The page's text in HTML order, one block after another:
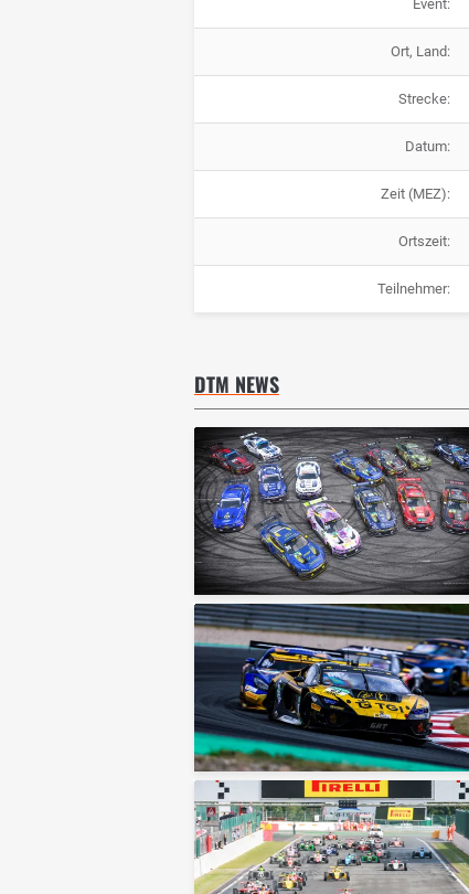
Event:
Ort, Land:
Strecke:
Datum:
Zeit (MEZ):
Ortszeit:
Teilnehmer:
DTM NEWS